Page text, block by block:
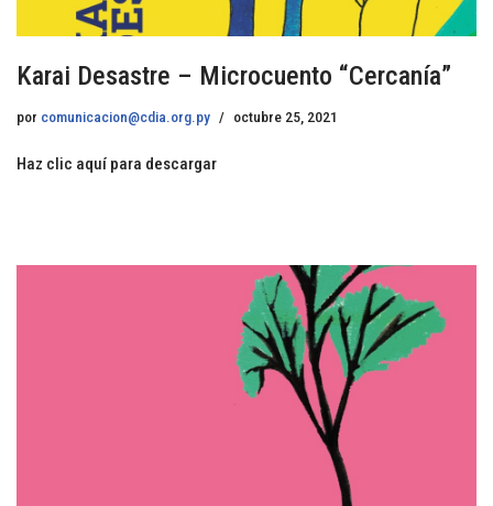
Karai Desastre – Microcuento “Cercanía”
por comunicacion@cdia.org.py octubre 25, 2021
Haz clic aquí para descargar